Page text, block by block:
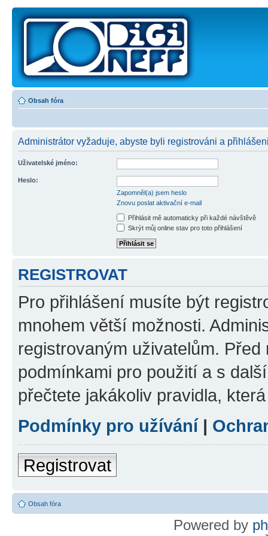
Obsah fóra
Administrátor vyžaduje, abyste byli registrováni a
Uživatelské jméno:
Heslo:
Zapomněl(a) jsem heslo
Znovu poslat aktivační e-mail
Přihlásit mě automaticky při každé návštěvě
Skrýt můj online stav pro toto přihlášení
REGISTROVAT
Pro přihlášení musíte být
mnohem větší možnosti.
registrovaným uživatelům.
podmínkami pro použití a s
přečtete jakákoliv pravidla,
Podmínky pro užívání|
Registrovat
Obsah fóra
Powered by